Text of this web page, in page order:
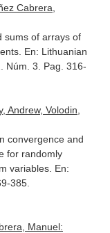
Cabrera,
sums of arrays of
En: Lithuanian
Núm. 3. Pag. 316-
Andrew, Volodin,
convergence and
for randomly
variables. En:
385.
Manuel: